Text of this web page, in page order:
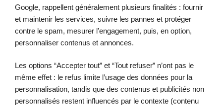
Google, rappellent généralement plusieurs finalités : fournir
et maintenir les services, suivre les pannes et protéger
contre le spam, mesurer l’engagement, puis, en option,
personnaliser contenus et annonces.
Les options “Accepter tout” et “Tout refuser” n’ont pas le
même effet : le refus limite l’usage des données pour la
personnalisation, tandis que des contenus et publicités non
personnalisés restent influencés par le contexte (contenu